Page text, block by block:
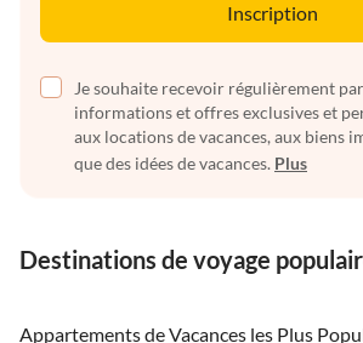
Inscription
Je souhaite recevoir régulièrement
informations et offres exclusives et
aux locations de vacances, aux biens
que des idées de vacances. Plus
Destinations de voyage
Appartements de Vacances les Plus